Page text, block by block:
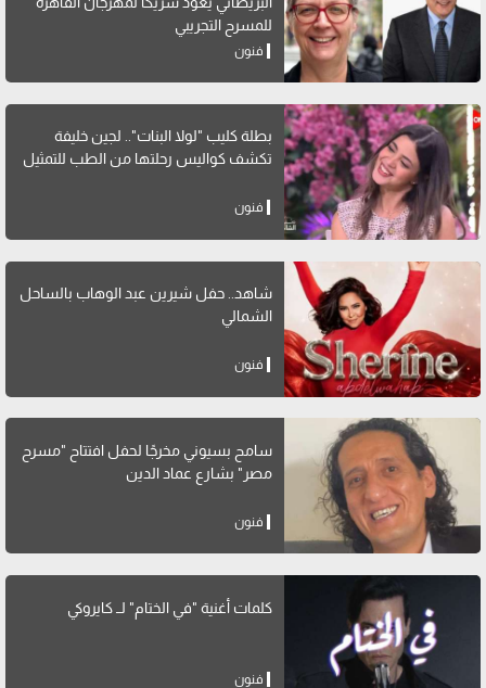
للمسرح التجريبي
فنون
بطلة كليب "لولا البنات".. لجين خليفة
تكشف كواليس رحلتها من الطب للتمثيل
فنون
شاهد.. حفل شيرين عبد الوهاب بالساحل
الشمالي
فنون
سامح بسيوني مخرجًا لحفل افتتاح "مسرح
مصر" بشارع عماد الدين
فنون
كلمات أغنية "في الختام" لــ كايروكي
فنون